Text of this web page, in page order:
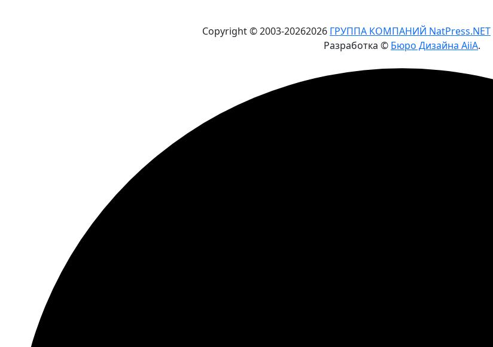
Copyright © 2003-20262026 ГРУППА КОМПАНИЙ NatPress.NET
Разработка © Бюро Дизайна AiiA.